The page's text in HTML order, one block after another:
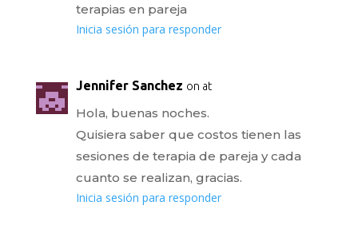
terapias en pareja
Inicia sesión para responder
Jennifer Sanchez on at
Hola, buenas noches.
Quisiera saber que costos tienen las
sesiones de terapia de pareja y cada
cuanto se realizan, gracias.
Inicia sesión para responder